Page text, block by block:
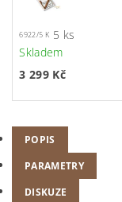
6922/5 K 5 ks
Skladem
3 299 Kč
POPIS
PARAMETRY
DISKUZE